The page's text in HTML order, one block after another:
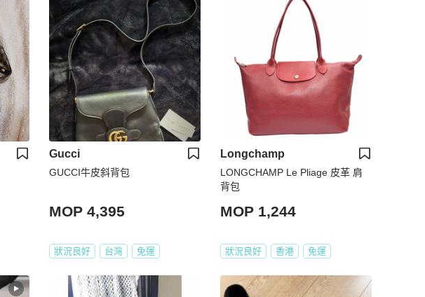
Gucci
GUCCI牛皮斜背包
MOP 4,395
狀況良好 台灣 免運
Longchamp
LONGCHAMP Le Pliage 皮革 肩
背包
MOP 1,244
狀況良好 香港 免運